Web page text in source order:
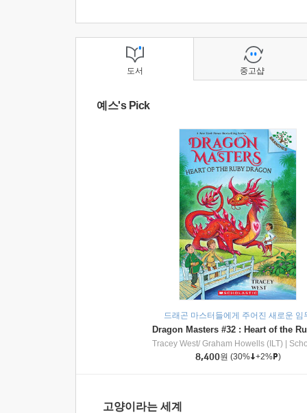
도서
예스's Pick
드래곤 마스터들에게 주어진 새로운 임
Tracey West/ Graham Howells (ILT)
8,400원 (30% +2% )
고양이라는 세계
중고샵